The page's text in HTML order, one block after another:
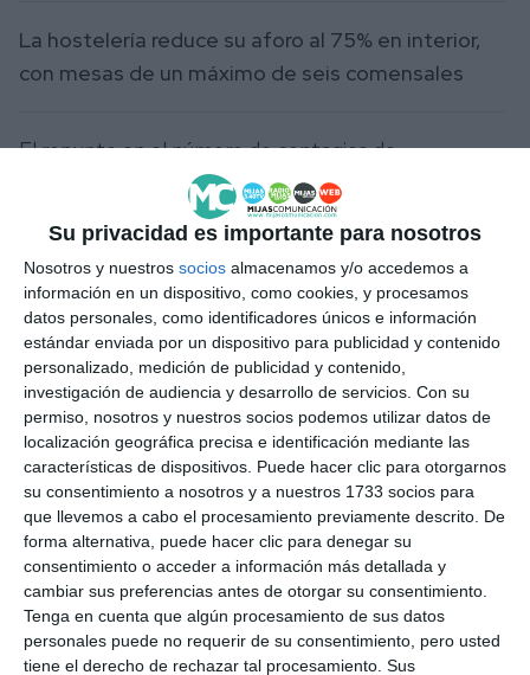
Su privacidad es importante para nosotros
Nosotros y nuestros socios almacenamos y/o accedemos a
información en un dispositivo, como cookies, y procesamos
datos personales, como identificadores únicos e información
estándar enviada por un dispositivo para publicidad y contenido
personalizado, medición de publicidad y contenido,
investigación de audiencia y desarrollo de servicios. Con su
permiso, nosotros y nuestros socios podemos utilizar datos de
localización geográfica precisa e identificación mediante las
características de dispositivos. Puede hacer clic para otorgarnos
su consentimiento a nosotros y a nuestros 1733 socios para
que llevemos a cabo el procesamiento previamente descrito. De
forma alternativa, puede hacer clic para denegar su
consentimiento o acceder a información más detallada y
cambiar sus preferencias antes de otorgar su consentimiento.
Tenga en cuenta que algún procesamiento de sus datos
personales puede no requerir de su consentimiento, pero usted
tiene el derecho de rechazar tal procesamiento. Sus
La hostelería reduce su aforo al 75% en interior,
con mesas de un máximo de seis comensales
El repunte en el número de contagios de
coronavirus ha provocado que el Distrito Sanitario
Costa del Sol, al que pertenece Mijas, junto a los
distritos de Málaga y Guadalhorce pasen de nivel de
alerta sanitaria 1 al nivel 2. Un paso atrás que hace
peligrar la llegada de la ansiada normalidad y que
trae consigo novedades en cuanto a las medidas
impuestas por la Junta de Andalucía para frenar el
avance del virus.
Desde hoy, jueves, 8 de julio, se reducen los aforos
de nuevo. En la hostelería será del 75% en el interior
y del 100% en terrazas. El número de comensales
por mesa pasa de ocho a seis en interior y de 10 a
ocho en mesas en exterior. El servicio en barra se
mantiene, siempre que se pueda mantener la